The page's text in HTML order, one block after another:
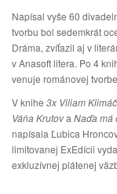
Napísal vyše 60
tvorbu bol sedemkrát
Dráma, zvíťazil aj v
v Anasoft litera. Po 4
venuje románovej
V knihe 3x Viliam
Váňa Krutova Naďa má
napísala Ľubica
limitovanej ExEdícii
exkluzívnej plátenej